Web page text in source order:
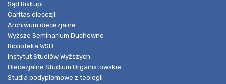
Sąd Biskupi
Caritas diecezji
Archiwum diecezjalne
Wyższe Seminarium Duchowne
Biblioteka WSD
Instytut Studiów Wyższych
Diecezjalne Studium Organistowskie
Studia podyplomowe z teologii